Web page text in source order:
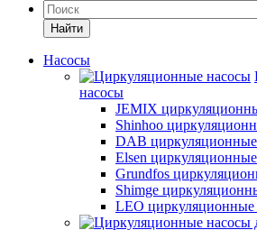
Найти
Насосы
насосы
JEMIX
Shinhoo
DAB
Elsen
Grundfos
Shimge
LEO циркуляционные